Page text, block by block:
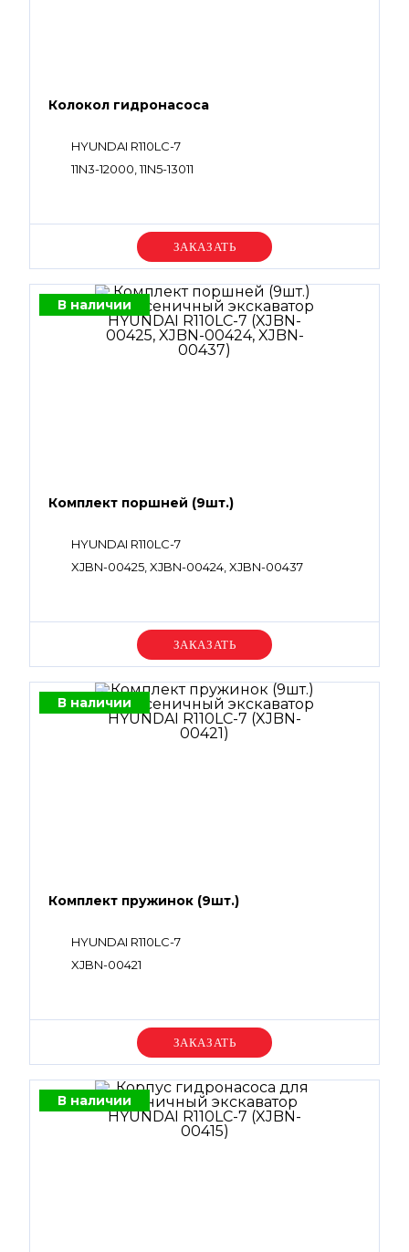
Колокол гидронасоса
HYUNDAI R110LC-7
11N3-12000, 11N5-13011
Уточняйте цену
В наличии
Комплект поршней (9шт.)
HYUNDAI R110LC-7
XJBN-00425, XJBN-00424, XJBN-00437
Уточняйте цену
В наличии
Комплект пружинок (9шт.)
HYUNDAI R110LC-7
XJBN-00421
Уточняйте цену
В наличии